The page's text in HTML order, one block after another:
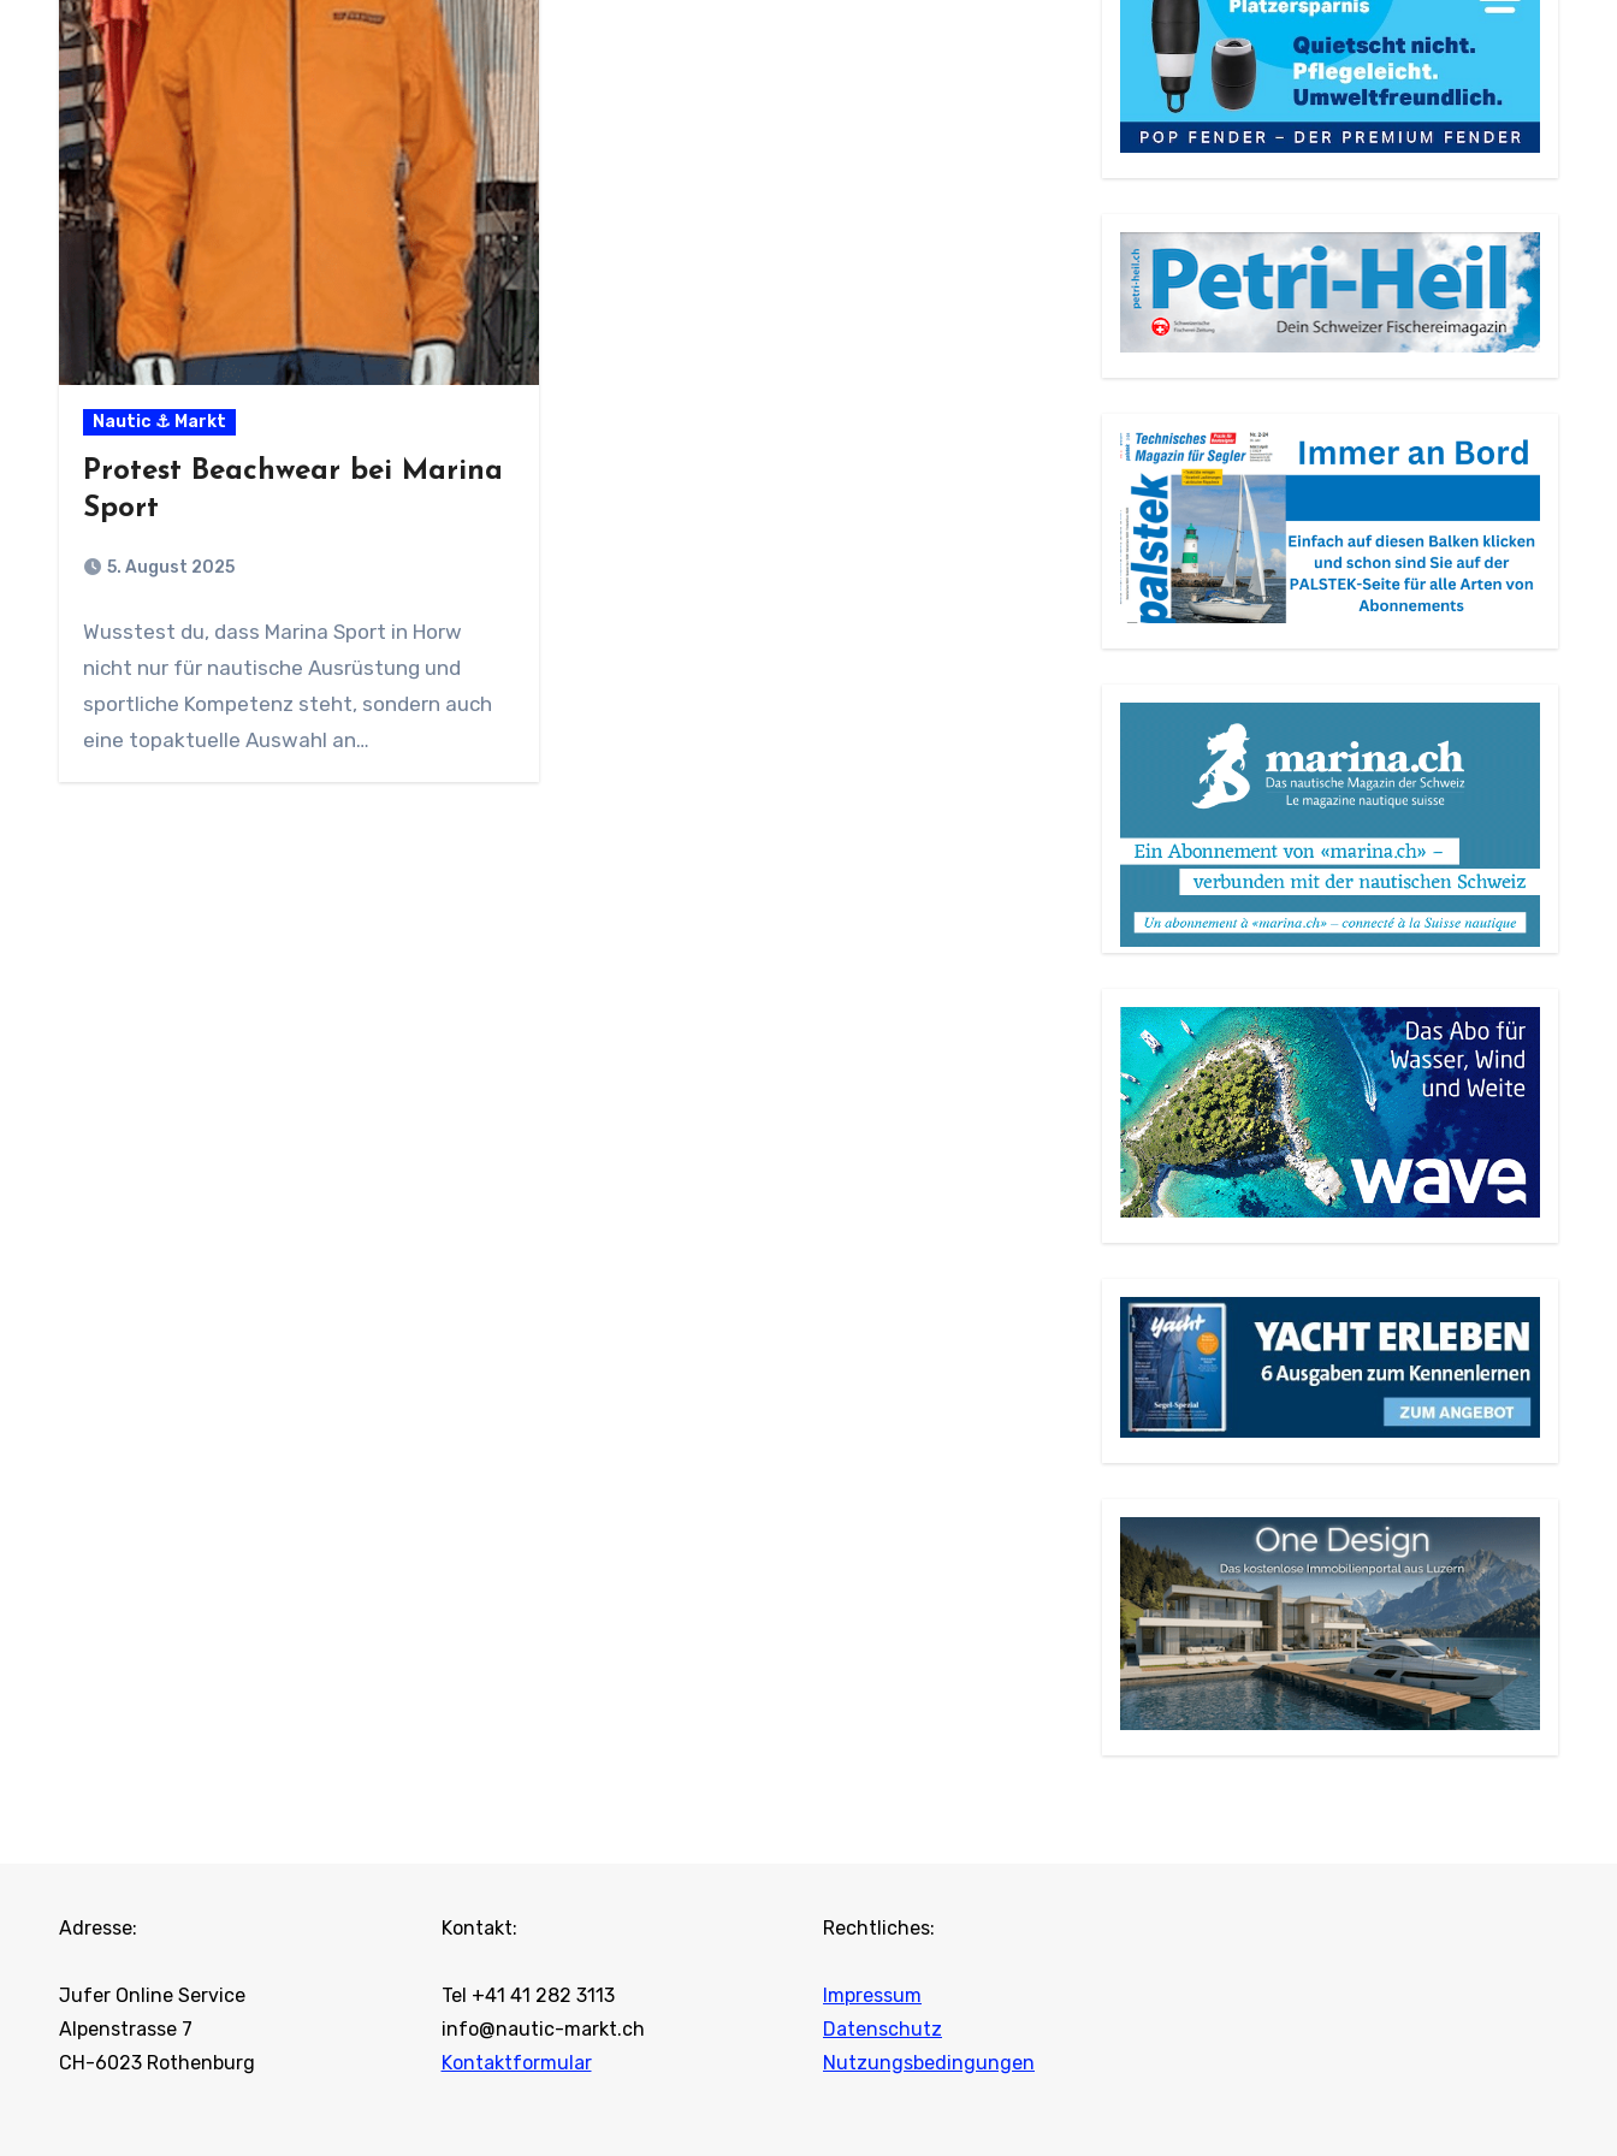
Nautic ⚓ Markt
Protest Beachwear bei Marina
Sport
5. August 2025
Wusstest du, dass Marina Sport in Horw
nicht nur für nautische Ausrüstung und
sportliche Kompetenz steht, sondern auch
eine topaktuelle Auswahl an…
Adresse:
Jufer Online Service
Alpenstrasse 7
CH-6023 Rothenburg
Kontakt:
Tel +41 41 282 3113
info@nautic-markt.ch
Kontaktformular
Rechtliches:
Impressum
Datenschutz
Nutzungsbedingungen